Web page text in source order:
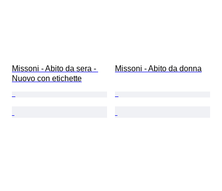
Missoni - Abito da sera -
Nuovo con etichette
Missoni - Abito da donna